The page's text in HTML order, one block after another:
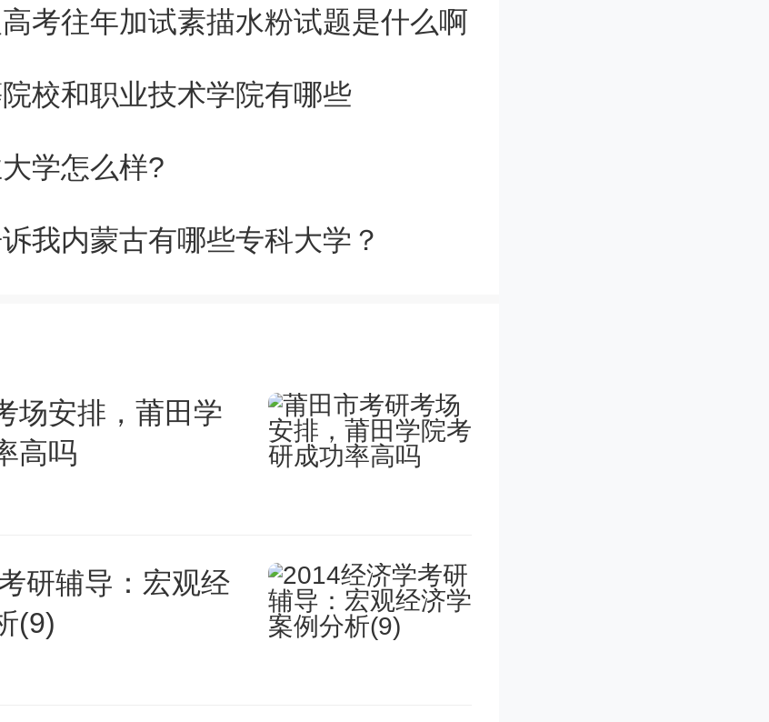
于专业课成绩较好的考生。
绩相加形成综合分时，文化课成绩
于专业课成绩。很明显，这种录取
考改革内容
改革内容如下：
还将考察考生的艺术修养、创新思
能力等。这是因为在现代社会，艺
考往年加试素描水粉试题是什么啊
校和职业技术学院有哪些
学怎么样?
我内蒙古有哪些专科大学？
场安排，莆田学
高吗
研辅导：宏观经
(9)